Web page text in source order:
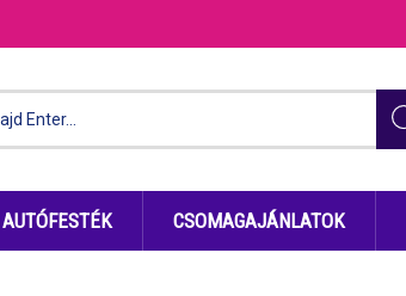
AUTÓFESTÉK CSOMAGAJÁNLATOK